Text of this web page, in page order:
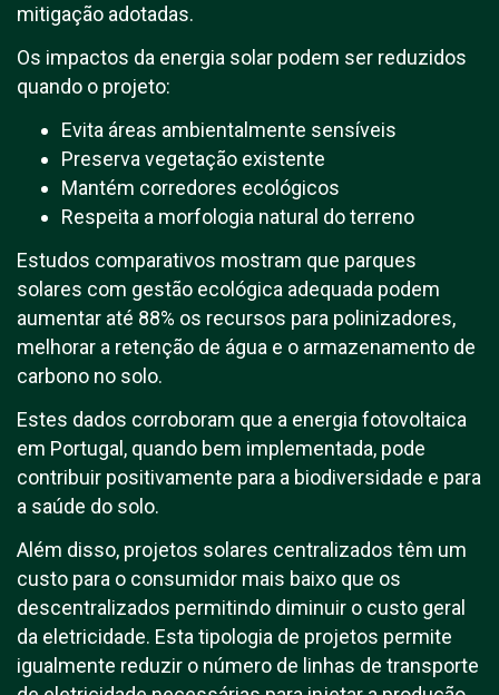
mitigação adotadas.
Os impactos da energia solar podem ser reduzidos
quando o projeto:
Evita áreas ambientalmente sensíveis
Preserva vegetação existente
Mantém corredores ecológicos
Respeita a morfologia natural do terreno
Estudos comparativos mostram que parques
solares com gestão ecológica adequada podem
aumentar até 88% os recursos para polinizadores,
melhorar a retenção de água e o armazenamento de
carbono no solo.
Estes dados corroboram que a energia fotovoltaica
em Portugal, quando bem implementada, pode
contribuir positivamente para a biodiversidade e para
a saúde do solo.
Além disso, projetos solares centralizados têm um
custo para o consumidor mais baixo que os
descentralizados permitindo diminuir o custo geral
da eletricidade. Esta tipologia de projetos permite
igualmente reduzir o número de linhas de transporte